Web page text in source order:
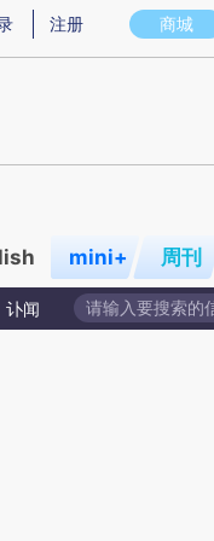
意图存在偏差。不代表财新
商城
注册
mini+ 周刊
讣闻